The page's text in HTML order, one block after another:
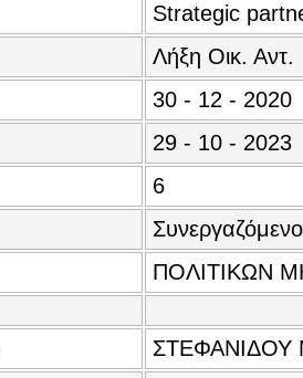
Strategic
Λήξη Οικ. Αντ.
30 - 12 - 2020
29 - 10 - 2023
6
ΠΟΛΙΤΙΚΩΝ
ΣΤΕΦΑΝΙΔΟΥ